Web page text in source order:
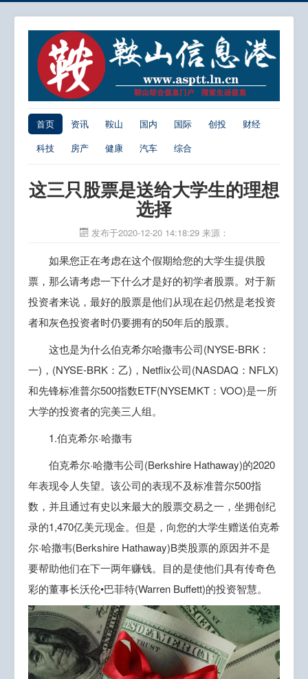
首页 资讯 鞍山 国内 国际 创投
财经
科技
房产 健康 汽车 综合
这三只股票是送给大学生的理想
选择
发布于2020-12-20 14:18:29 来源：
如果您正在考虑在这个假期给您的大学生提供股
票，那么请考虑一下什么才是好的初学者股票。对于新
投资者来说，最好的股票是他们从现在起仍然是老投资
者和灰色投资者时仍要拥有的50年后的股票。
这也是为什么伯克希尔哈撒韦公司(NYSE-BRK：
一)，(NYSE-BRK：乙)，Netflix公司(NASDAQ：NFLX)
和先锋标准普尔500指数ETF(NYSEMKT：VOO)是一所
大学的投资者的完美三人组。
1.伯克希尔·哈撒韦
伯克希尔·哈撒韦公司(Berkshire Hathaway)的2020
年表现令人失望。该公司的表现不及标准普尔500指
数，并且通过有史以来最大的股票交易之一，坐拥创纪
录的1,470亿美元现金。但是，向您的大学生赠送伯克希
尔·哈撒韦(Berkshire Hathaway)B类股票的原因并不是
要帮助他们在下一两年赚钱。目的是使他们具有传奇色
彩的董事长沃伦•巴菲特(Warren Buffett)的投资智慧。